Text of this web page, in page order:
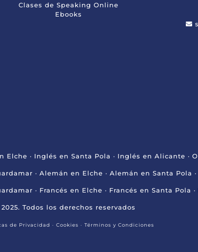
Clases de Speaking Online
Ebooks
Elche · Inglés en Santa Pola · Inglés en Alicante ·
· Alemán en Elche · Alemán en Santa Pola ·
· Francés en Elche · Francés en Santa Pola ·
2025. Todos los derechos reservados
de Privacidad · Cookies · Términos y Condiciones